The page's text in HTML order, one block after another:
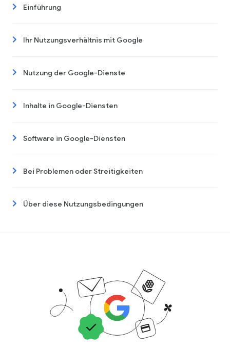
Einführung
Ihr Nutzungsverhältnis mit Google
Nutzung der Google-Dienste
Inhalte in Google-Diensten
Software in Google-Diensten
Bei Problemen oder Streitigkeiten
Über diese Nutzungsbedingungen